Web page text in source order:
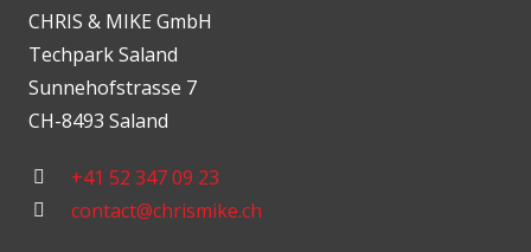
CHRIS & MIKE GmbH
Techpark Saland
Sunnehofstrasse 7
CH-8493 Saland
+41 52 347 09 23
contact@chrismike.ch